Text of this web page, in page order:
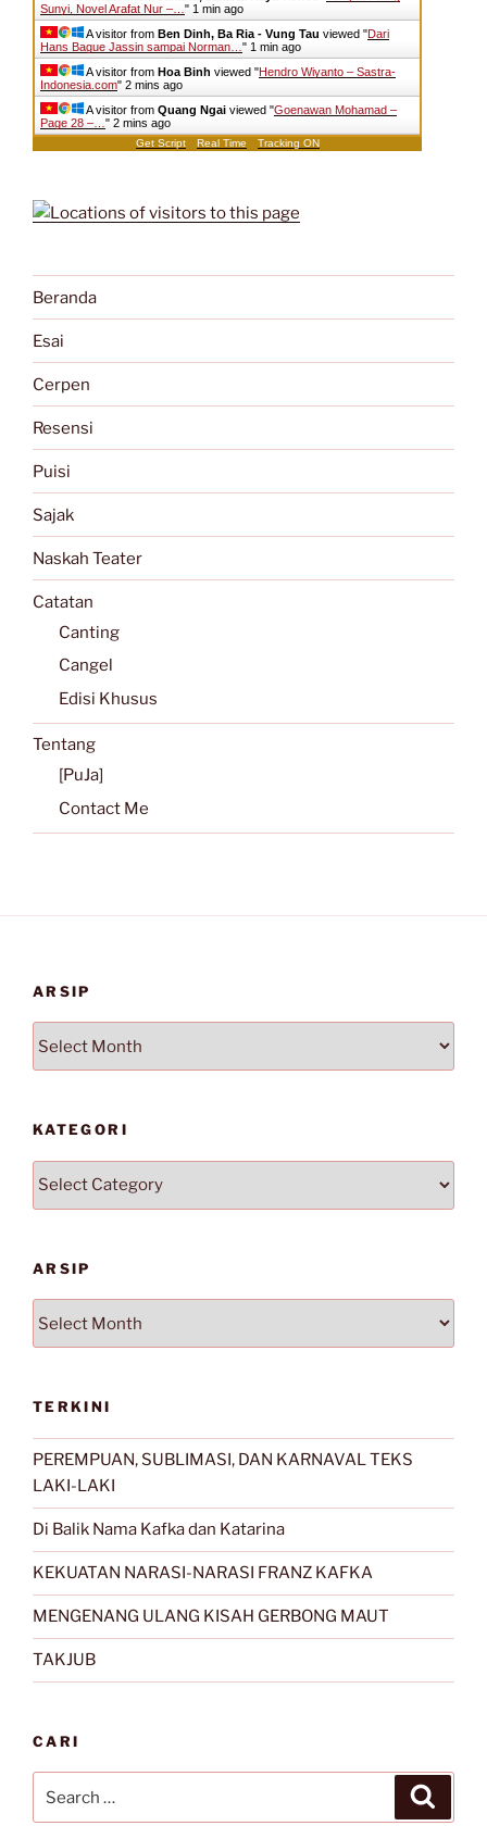
Sunyi, Novel Arafat Nur –… " 1 min ago
A visitor from Ben Dinh, Ba Ria - Vung Tau viewed "Dari
Hans Bague Jassin sampai Norman… " 1 min ago
A visitor from Hoa Binh viewed "Hendro Wiyanto – Sastra-
Indonesia.com" 2 mins ago
A visitor from Quang Ngai viewed "Goenawan Mohamad –
Page 28 –… " 2 mins ago
Get Script Real Time Tracking ON
Beranda
Esai
Cerpen
Resensi
Puisi
Sajak
Naskah Teater
Catatan
Canting
Cangel
Edisi Khusus
Tentang
[PuJa]
Contact Me
ARSIP
KATEGORI
Kategori
ARSIP
TERKINI
PEREMPUAN, SUBLIMASI, DAN KARNAVAL TEKS
LAKI-LAKI
Di Balik Nama Kafka dan Katarina
KEKUATAN NARASI-NARASI FRANZ KAFKA
MENGENANG ULANG KISAH GERBONG MAUT
TAKJUB
CARI
for: